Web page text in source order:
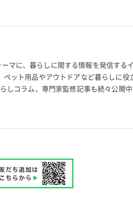
マに、暮らしに関する情報を発信する
ット用品やアウトドアなど暮らしに役
しコラム、専門家監修記事も続々公開中